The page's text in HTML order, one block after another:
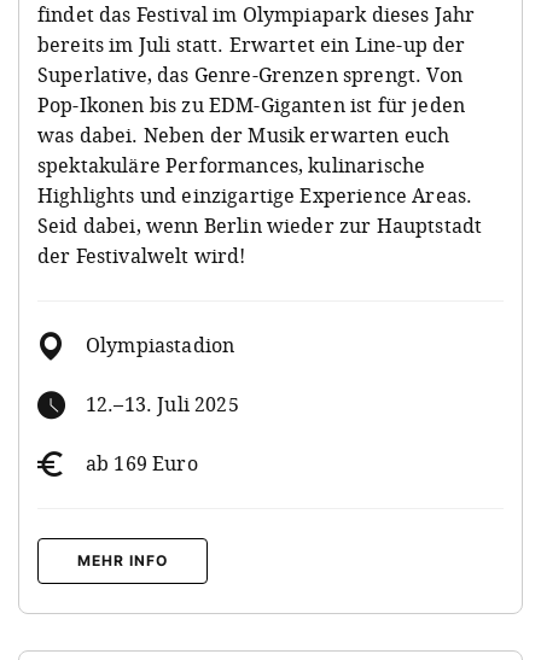
findet das Festival im Olympiapark dieses Jahr
bereits im Juli statt. Erwartet ein Line-up der
Superlative, das Genre-Grenzen sprengt. Von
Pop-Ikonen bis zu EDM-Giganten ist für jeden
was dabei. Neben der Musik erwarten euch
spektakuläre Performances, kulinarische
Highlights und einzigartige Experience Areas.
Seid dabei, wenn Berlin wieder zur Hauptstadt
der Festivalwelt wird!
Olympiastadion
12.–13. Juli 2025
ab 169 Euro
MEHR INFO